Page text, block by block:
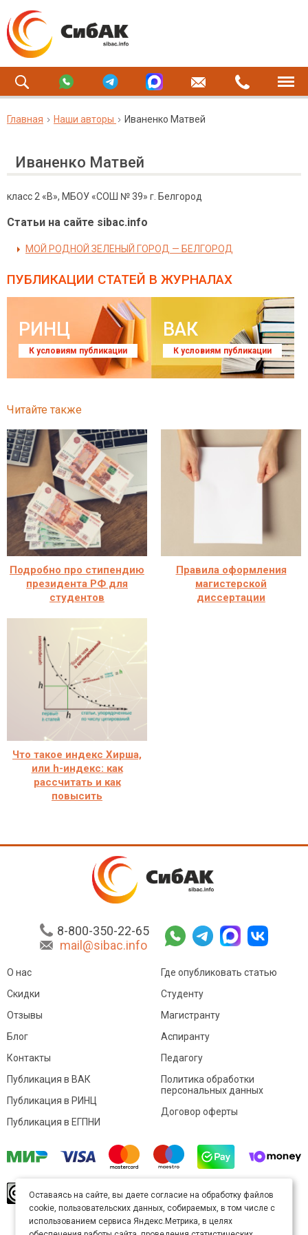
Главная Наши авторы Иваненко Матвей
Иваненко Матвей
класс 2 «В», МБОУ «СОШ № 39» г. Белгород
Статьи на сайте sibac.info
МОЙ РОДНОЙ ЗЕЛЕНЫЙ ГОРОД — БЕЛГОРОД
ПУБЛИКАЦИИ СТАТЕЙ В ЖУРНАЛАХ
РИНЦ
К условиям публикации
ВАК
К условиям публикации
Читайте также
Подробно про стипендию
президента РФ для
студентов
Правила оформления
магистерской
диссертации
Что такое индекс Хирша,
или h-индекс: как
рассчитать и как
повысить
8-800-350-22-65
mail@sibac.info
О нас
Скидки
Отзывы
Блог
Контакты
Где опубликовать статью
Студенту
Магистранту
Аспиранту
Педагогу
Публикация в ВАК
Публикация в РИНЦ
Публикация в ЕГПНИ
Политика обработки
персональных данных
Договор оферты
произведение доступно полицензии Creative
Commons «Attribution» («Атрибуция») 4.0
Непортированная.
Карта сайта
Оставаясь на сайте, вы даете согласие на обработку файлов
cookie, пользовательских данных, собираемых, в том числе с
использованием сервиса Яндекс.Метрика, в целях